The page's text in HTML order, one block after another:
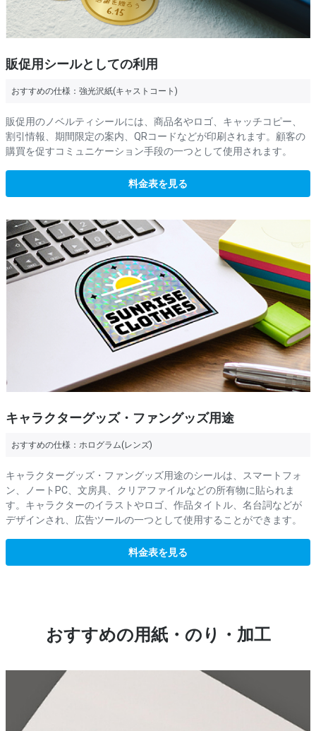
販促用シールとしての利用
おすすめの仕様： 強光沢紙(キャストコート)
販促用のノベルティシールには、商品名やロゴ、キャッチコピー、
割引情報、期間限定の案内、QRコードなどが印刷されます。顧客の
購買を促すコミュニケーション手段の一つとして使用されます。
料金表を見る
キャラクターグッズ・ファングッズ用途
おすすめの仕様： ホログラム(レンズ)
キャラクターグッズ・ファングッズ用途のシールは、スマートフォ
ン、ノートPC、文房具、クリアファイルなどの所有物に貼られま
す。キャラクターのイラストやロゴ、作品タイトル、名台詞などが
デザインされ、広告ツールの一つとして使用することができます。
料金表を見る
おすすめの用紙・のり・加工